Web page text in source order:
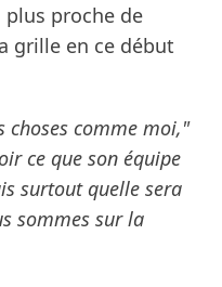
plus proche de
grille en ce début
choses comme moi,"
ce que son équipe
surtout quelle sera
sommes sur la